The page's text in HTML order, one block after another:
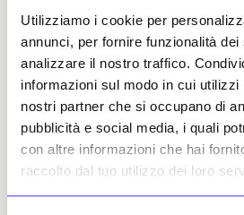
Utilizziamo i cookie per
annunci, per fornire funzionalità
analizzare il nostro traffico.
informazioni sul modo in cui
nostri partner che si occupano di
pubblicità e social media, i quali
con altre informazioni che hai
raccolto dal tuo utilizzo dei loro
Notevoli edifici di epoca
l’anticaMoschea di al-
VII secolo, e ilQasr al-
Pascià), eretto in età
sono stati distrutti o
danneggiati. Tra i musei, la
archeologica delMuseo al-
proprietà privata, è stata